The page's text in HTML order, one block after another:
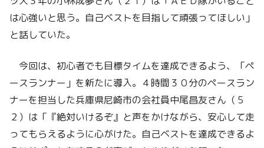
は心強いと思う。自己ベストを目指して頑張ってほしい」
と話していた。
今回は、初心者でも目標タイムを達成できるよう、「ペ
ースランナー」を新たに導入。４時間３０分のペースラン
ナーを担当した兵庫県尼崎市の会社員中尾昌友さん（５
２）は「『絶対いけるぞ』と声をかけながら、安心して走
ってもらえるように心がけた。自己ベストを達成できるよ